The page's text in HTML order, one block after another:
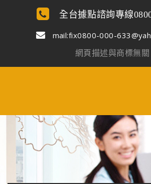
全台據點諮詢專線
mail:fix0800-000-
網頁描述與商標無關